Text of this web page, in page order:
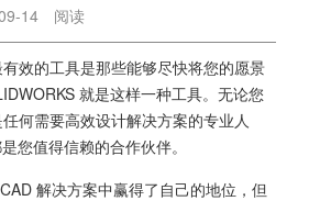
14 阅读
效的工具是那些能够尽快将您的愿景
就是这样一种工具。无论您
何需要高效设计解决方案的专业人
您值得信赖的合作伙伴。
解决方案中赢得了自己的地位，但